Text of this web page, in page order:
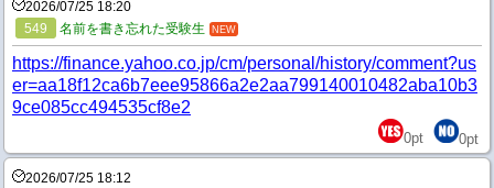
2026/07/25 18:20
549
名前を書き忘れた受験生 NEW
https://finance.yahoo.co.jp/cm/personal/history/comment?us
er=aa18f12ca6b7eee95866a2e2aa799140010482aba10b3
9ce085cc494535cf8e2
0pt 0pt
2026/07/25 18:12